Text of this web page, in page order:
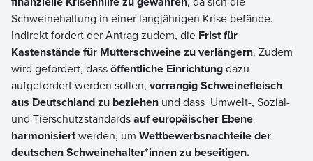
Schweinehaltung in einer langjährigen Krise befände.
Indirekt fordert der Antrag zudem, die Frist für
Kastenstände für Mutterschweine zu verlängern. Zudem
wird gefordert, dassöffentliche Einrichtungdazu
aufgefordert werden sollen, vorrangig Schweinefleisch
aus Deutschland zu beziehen und dass Umwelt-, Sozial-
und Tierschutzstandardsauf europäischer Ebene
harmonisiertwerden, um Wettbewerbsnachteile der
deutschen Schweinehalter*innen zu beseitigen.